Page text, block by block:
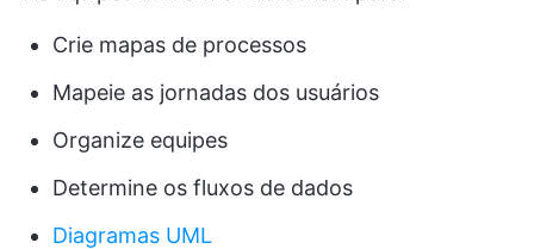
Crie mapas de processos
Mapeie as jornadas dos usuários
Organize equipes
Determine os fluxos de dados
Diagramas UML